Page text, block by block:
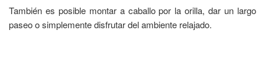
También es posible montar a caballo por la orilla, dar un largo
paseo o simplemente disfrutar del ambiente relajado.